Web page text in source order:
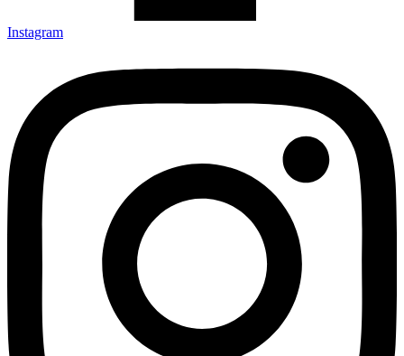
Instagram